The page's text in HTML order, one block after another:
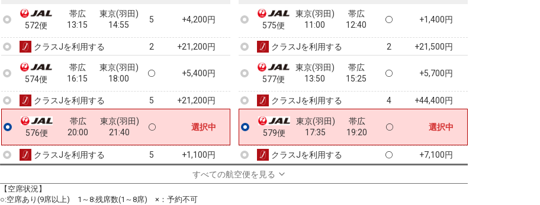
572便
帯広
13:15
東京(羽田)
14:55
5 +4,200円
クラスJを利用する 2 +21,200円
574便
帯広
16:15
東京(羽田)
18:00
+5,400円
クラスJを利用する 5 +21,200円
576便
帯広
20:00
東京(羽田)
21:40
選択中
クラスJを利用する 5 +1,100円
575便
東京(羽田)
11:00
帯広
12:40
+1,400円
クラスJを利用する 2 +21,500円
577便
東京(羽田)
13:50
帯広
15:25
+5,700円
クラスJを利用する 4 +44,400円
579便
東京(羽田)
17:35
帯広
19:20
選択中
クラスJを利用する +7,100円
すべての航空便を見る
【空席状況】
○:空席あり(9席以上) 1～8:残席数(1～8席) ×：予約不可